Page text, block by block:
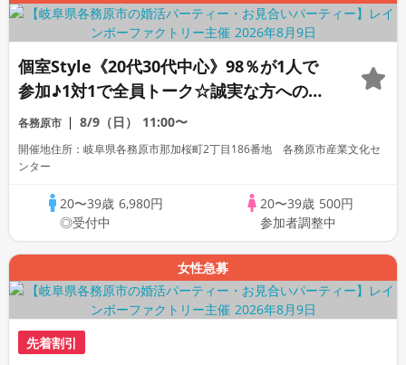
個室Style《20代30代中心》98％が1人で
参加♪1対1で全員トーク☆誠実な方への婚
活パーティー
各務原市 8/9（日） 11:00〜
開催地住所：岐阜県各務原市那加桜町2丁目186番地 各務原市産業文化セ
ンター
20〜39歳 6,980円
◎受付中
20〜39歳 500円
参加者調整中
女性急募
先着割引